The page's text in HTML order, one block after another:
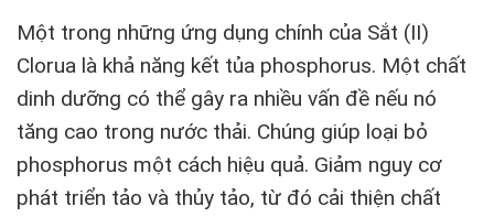
Một trong những ứng dụng chính của Sắt (II)
Clorua là khả năng kết tủa phosphorus. Một chất
dinh dưỡng có thể gây ra nhiều vấn đề nếu nó
tăng cao trong nước thải. Chúng giúp loại bỏ
phosphorus một cách hiệu quả. Giảm nguy cơ
phát triển tảo và thủy tảo, từ đó cải thiện chất